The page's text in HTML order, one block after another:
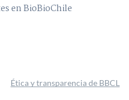
en BioBioChile
Ética y transparencia de BBCL